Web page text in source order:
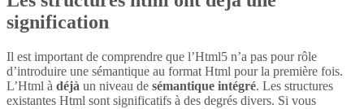
signification
Il est important de comprendre que l’Html5 n’a pas pour rôle
d’introduire une sémantique au format Html pour la première fois.
L’Html à déjà un niveau de sémantique intégré. Les structures
existantes Html sont significatifs à des degrés divers. Si vous